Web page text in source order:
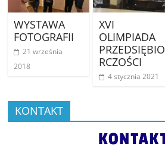
WYSTAWA
FOTOGRAFII
21 września
2018
XVI
OLIMPIADA
PRZEDSIĘBIO
RCZOŚCI
4 stycznia 2021
KONTAKT